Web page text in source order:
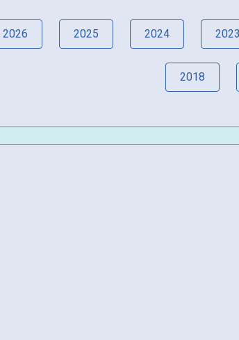
2026 2025 2024 2023
2018